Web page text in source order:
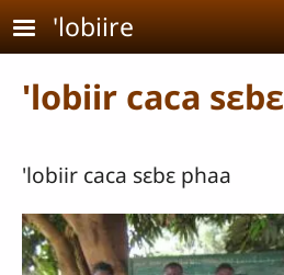
Aller au contenu principal
'lobiire
'lobiir caca sɛbɛ
'lobiir caca sɛbɛ phaa